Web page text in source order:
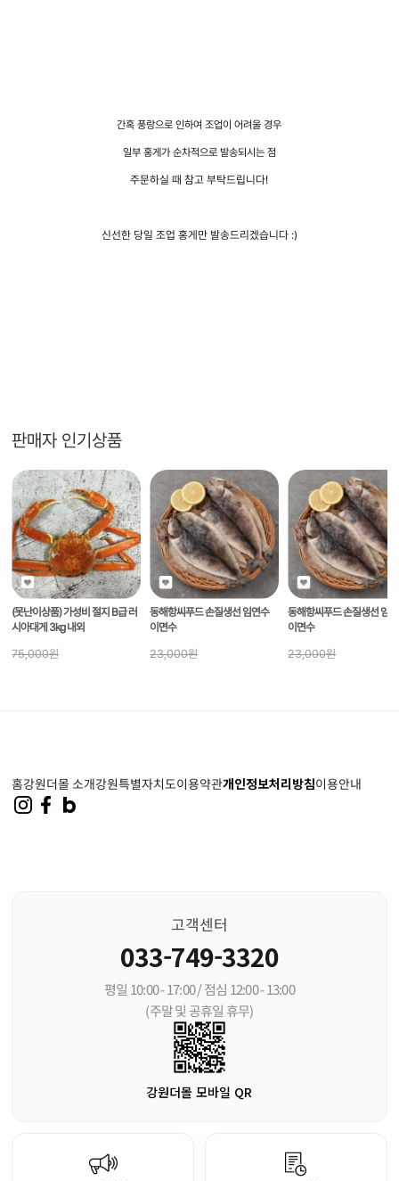
간혹 풍랑으로 인하여 조업이 어려울 경우
일부 홍게가 순차적으로 발송되시는 점
주문하실 때 참고 부탁드립니다!
신선한 당일 조업 홍게만 발송드리겠습니다 :)